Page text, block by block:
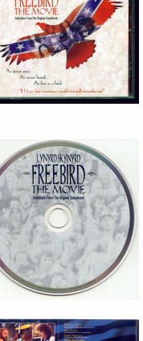
Lynyrd Skynyrd